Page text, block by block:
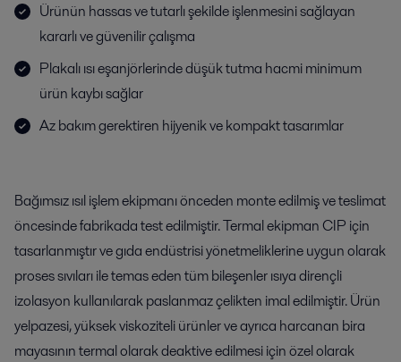
Ürünün hassas ve tutarlı şekilde işlenmesini sağlayan
kararlı ve güvenilir çalışma
Plakalı ısı eşanjörlerinde düşük tutma hacmi minimum
ürün kaybı sağlar
Az bakım gerektiren hijyenik ve kompakt tasarımlar
Bağımsız ısıl işlem ekipmanı önceden monte edilmiş ve teslimat
öncesinde fabrikada test edilmiştir. Termal ekipman CIP için
tasarlanmıştır ve gıda endüstrisi yönetmeliklerine uygun olarak
proses sıvıları ile temas eden tüm bileşenler ısıya dirençli
izolasyon kullanılarak paslanmaz çelikten imal edilmiştir. Ürün
yelpazesi, yüksek viskoziteli ürünler ve ayrıca harcanan bira
mayasının termal olarak deaktive edilmesi için özel olarak